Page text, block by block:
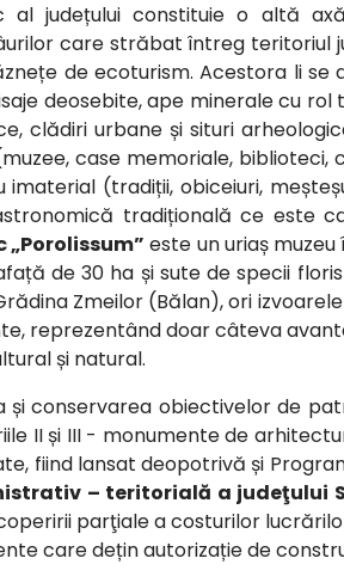
județului constituie o altă
care străbat întreg teritoriul
de ecoturism. Acestora li se
deosebite, ape minerale cu
clădiri urbane și situri
case memoriale, biblioteci,
(tradiții, obiceiuri,
tradițională ce este
este un uriaș muzeu
de 30 ha și sute de specii
Zmeilor (Bălan), ori
reprezentând doar câteva
și natural.
conservarea obiectivelor de
II și III - monumente de
fiind lansat deopotrivă și
– teritorială a judeţului
parţiale a costurilor
care dețin autorizație de